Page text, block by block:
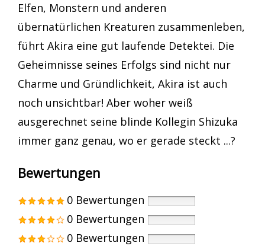
Elfen, Monstern und anderen
übernatürlichen Kreaturen zusammenleben,
führt Akira eine gut laufende Detektei. Die
Geheimnisse seines Erfolgs sind nicht nur
Charme und Gründlichkeit, Akira ist auch
noch unsichtbar! Aber woher weiß
ausgerechnet seine blinde Kollegin Shizuka
immer ganz genau, wo er gerade steckt ...?
Bewertungen
0 Bewertungen
0 Bewertungen
0 Bewertungen